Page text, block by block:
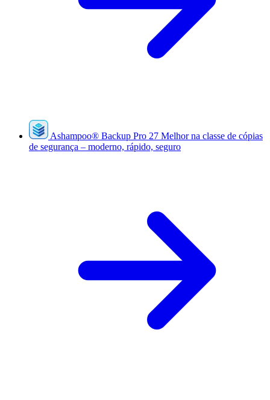
Ashampoo® Backup Pro 27 Melhor na classe de cópias
de segurança – moderno, rápido, seguro